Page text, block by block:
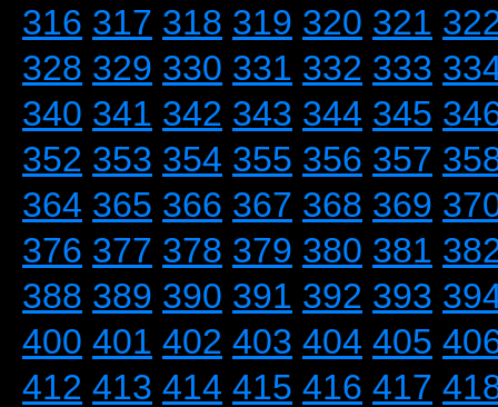
316 317 318 319 320 321
328 329 330 331 332 333
340 341 342 343 344 345
352 353 354 355 356 357
364 365 366 367 368 369
376 377 378 379 380 381
388 389 390 391 392 393
400 401 402 403 404 405
412 413 414 415 416 417